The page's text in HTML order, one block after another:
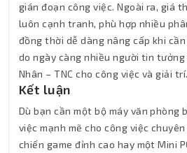
gián đoạn công việc. Ngoài ra, giá
luôn cạnh tranh, phù hợp nhiều
đồng thời dễ dàng nâng cấp khi
do ngày càng nhiều người tin tưởng
Nhân – TNC cho công việc và giải trí.
Kết luận
Dù bạn cần một bộ máy văn phòng
việc mạnh mẽ cho công việc
chiến game đỉnh cao hay một Mini